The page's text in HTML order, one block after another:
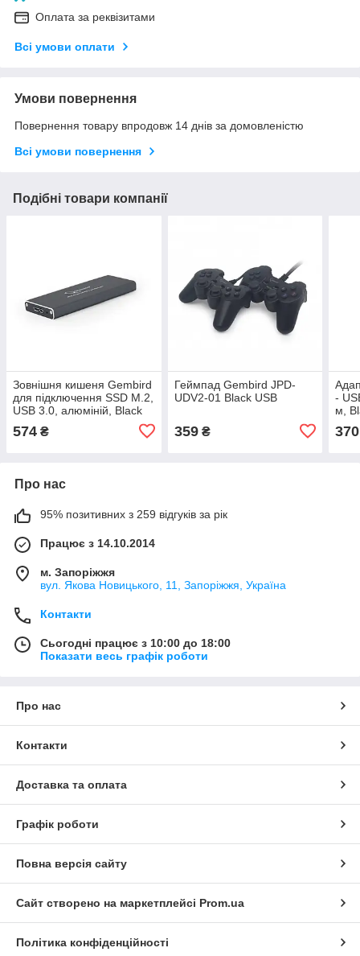
Оплата за реквізитами
Всі умови оплати
Умови повернення
Повернення товару впродовж 14 днів за домовленістю
Всі умови повернення
Подібні товари компанії
Зовнішня кишеня Gembird
для підключення SSD M.2,
USB 3.0, алюміній, Black
574 ₴
Геймпад Gembird JPD-
UDV2-01 Black USB
359₴
-
м,
370
Про нас
95% позитивних з 259 відгуків за рік
Працює з 14.10.2014
м. Запоріжжя
вул. Якова Новицького, 11, Запоріжжя, Україна
Контакти
Сьогодні працює з 10:00 до 18:00
Показати весь графік роботи
Про нас
Контакти
Доставка та оплата
Графік роботи
Повна версія сайту
Сайт створено на маркетплейсі Prom.ua
Політика конфіденційності